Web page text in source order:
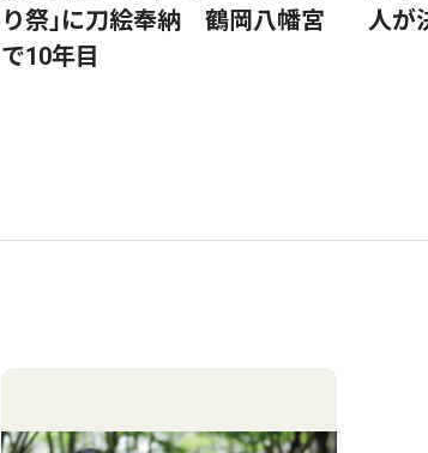
り祭｣に刀絵奉納 鶴岡八幡宮
で10年目
人が